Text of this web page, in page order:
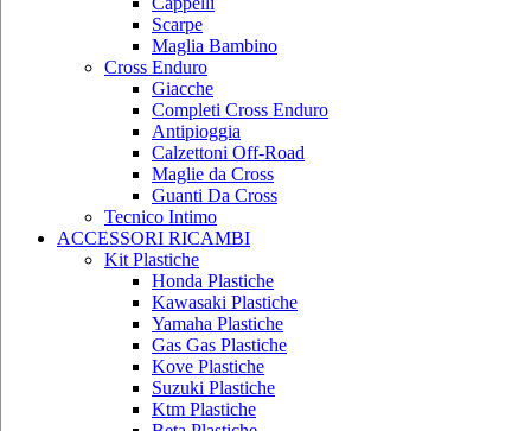
Scarpe
Maglia Bambino
Cross Enduro
Giacche
Completi Cross Enduro
Antipioggia
Calzettoni Off-Road
Maglie da Cross
Guanti Da Cross
Tecnico Intimo
ACCESSORI RICAMBI
Kit Plastiche
Honda Plastiche
Kawasaki Plastiche
Yamaha Plastiche
Gas Gas Plastiche
Kove Plastiche
Suzuki Plastiche
Ktm Plastiche